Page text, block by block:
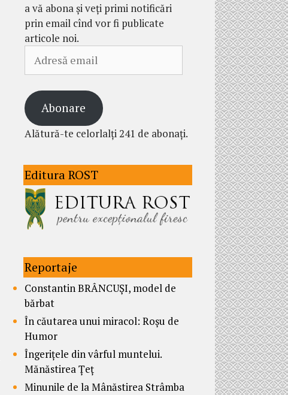
a vă abona și veți primi notificări
prin email cînd vor fi publicate
articole noi.
email
Abonare
Alătură-te celorlalți 241 de abonați.
Editura ROST
Reportaje
Constantin BRÂNCUȘI, model de
bărbat
În căutarea unui miracol: Roșu de
Humor
Îngerițele din vârful muntelui.
Mănăstirea Țeț
Minunile de la Mânăstirea Strâmba